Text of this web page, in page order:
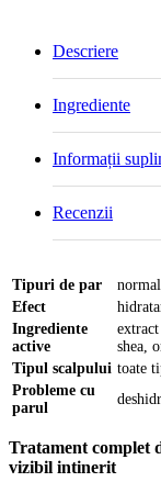
Descriere
Ingrediente
Informații
Recenzii
Tipuri de par
Efect
Ingrediente
active
shea,
Tipul scalpului toate
Probleme cu
parul
Tratament complet
vizibil intinerit